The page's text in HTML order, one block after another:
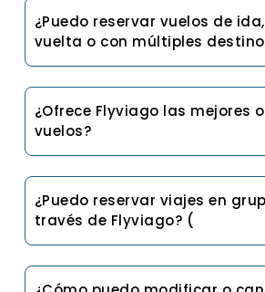
¿Puedo reservar vuelos de
vuelta o con múltiples
¿Ofrece Flyviago las mejores
vuelos?
¿Puedo reservar viajes en
través de Flyviago? (